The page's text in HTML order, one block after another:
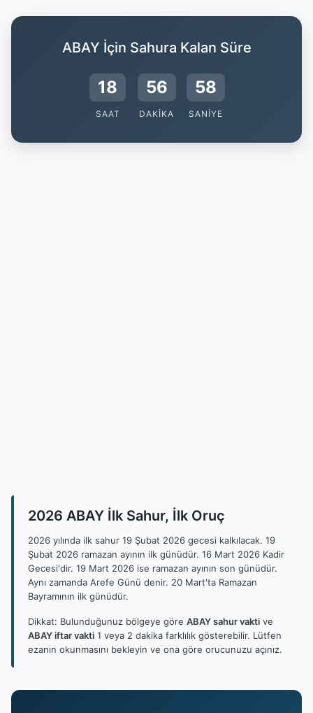
ABAY İçin Sahura Kalan Süre
18
SAAT
56
DAKIKA
58
SANIYE
2026 ABAY İlk Sahur, İlk Oruç
2026 yılında ilk sahur 19 Şubat 2026 gecesi kalkılacak. 19
Şubat 2026 ramazan ayının ilk günüdür. 16 Mart 2026 Kadir
Gecesi'dir. 19 Mart 2026 ise ramazan ayının son günüdür.
Aynı zamanda Arefe Günü denir. 20 Mart'ta Ramazan
Bayramının ilk günüdür.
Dikkat: Bulunduğunuz bölgeye göre ABAY sahur vakti ve
ABAY iftar vakti 1 veya 2 dakika farklılık gösterebilir. Lütfen
ezanın okunmasını bekleyin ve ona göre orucunuzu açınız.